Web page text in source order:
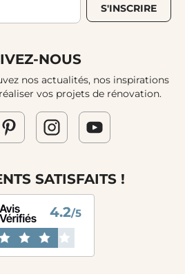
S'INSCRIRE
NOUS
nos actualités, nos inspirations
vos projets de rénovation.
SATISFAITS !
4.2/5